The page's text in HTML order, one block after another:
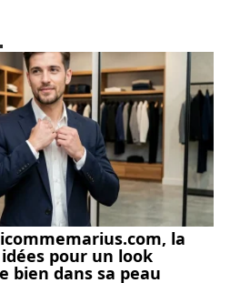
la
pour un look
bien dans sa peau